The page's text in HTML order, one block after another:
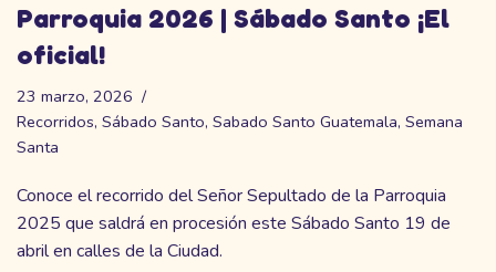
Parroquia 2026 | Sábado Santo ¡El
oficial!
23 marzo, 2026
Recorridos, Sábado Santo, Sabado Santo Guatemala, Semana
Santa
Conoce el recorrido del Señor Sepultado de la Parroquia
2025 que saldrá en procesión este Sábado Santo 19 de
abril en calles de la Ciudad.